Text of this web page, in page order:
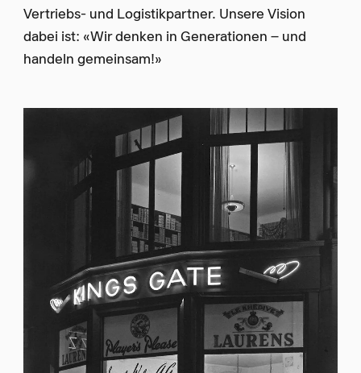
Vertriebs- und Logistikpartner. Unsere Vision
dabei ist: «Wir denken in Generationen – und
handeln gemeinsam!»